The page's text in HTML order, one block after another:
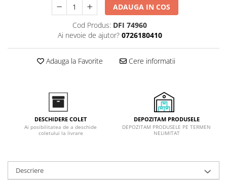
Plite cu hota integrata
ADAUGA IN COS
Cod Produs: DFI 74960
Ai nevoie de ajutor? 0726180410
Adauga la Favorite Cere informatii
DESCHIDERE COLET
Ai posibilitatea de a deschide
coletului la livrare
DEPOZITAM PRODUSELE
DEPOZITAM PRODUSELE PE TERMEN
NELIMITAT
Descriere